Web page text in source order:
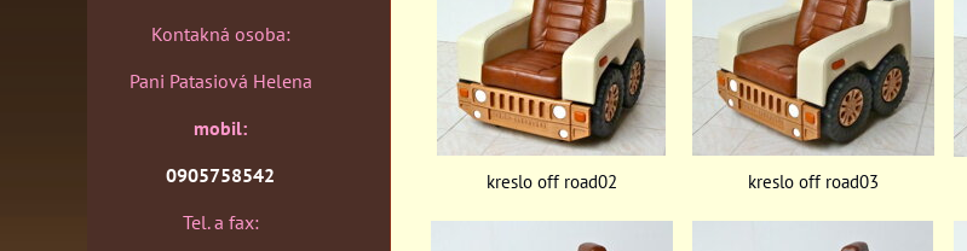
kreslo off road02 kreslo off road03
Kontakná osoba:
Pani Patasiová Helena
mobil:
0905758542
Tel. a fax: